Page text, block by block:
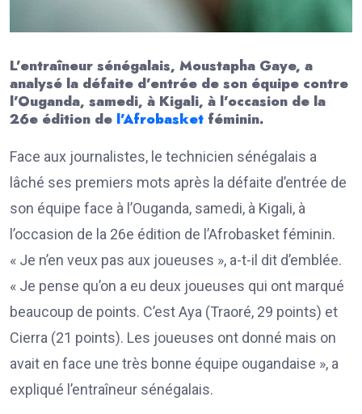
L’entraîneur sénégalais, Moustapha Gaye, a
analysé la défaite d’entrée de son équipe contre
l’Ouganda, samedi, à Kigali, à l’occasion de la
26e édition de l’Afrobasket féminin.
Face aux journalistes, le technicien sénégalais a
lâché ses premiers mots après la défaite d’entrée de
son équipe face à l’Ouganda, samedi, à Kigali, à
l’occasion de la 26e édition de l’Afrobasket féminin.
« Je n’en veux pas aux joueuses », a-t-il dit d’emblée.
« Je pense qu’on a eu deux joueuses qui ont marqué
beaucoup de points. C’est Aya (Traoré, 29 points) et
Cierra (21 points). Les joueuses ont donné mais on
avait en face une très bonne équipe ougandaise », a
expliqué l’entraîneur sénégalais.